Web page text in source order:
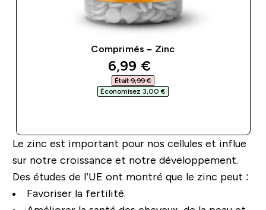
Comprimés – Zinc
discounted price
6,99 €‎
Était 9,99 €‎
Économisez 3,00 €‎
Le zinc est important pour nos cellules et influe
sur notre croissance et notre développement.
Des études de l’UE ont montré que le zinc peut :
Favoriser la fertilité.